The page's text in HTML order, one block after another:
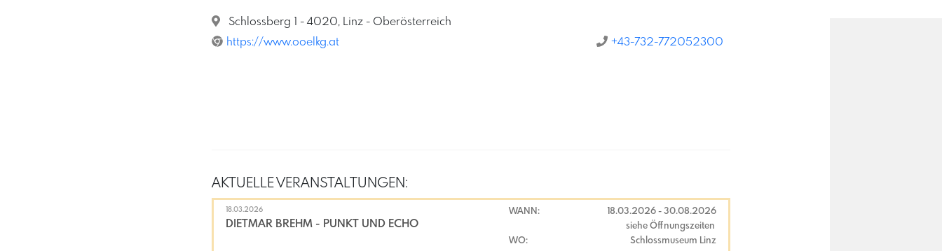
Schlossberg 1 - 4020, Linz - Oberösterreich
https://www.ooelkg.at
+43-732-772052300
AKTUELLE VERANSTALTUNGEN:
18.03.2026
DIETMAR BREHM - PUNKT UND ECHO
WANN: 18.03.2026 - 30.08.2026
siehe Öffnungszeiten
WO:
Schlossmuseum Linz